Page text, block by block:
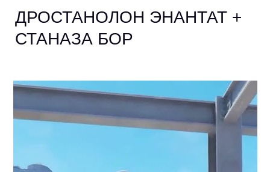
ДРОСТАНОЛОН ЭНАНТАТ +
СТАНАЗА БОР